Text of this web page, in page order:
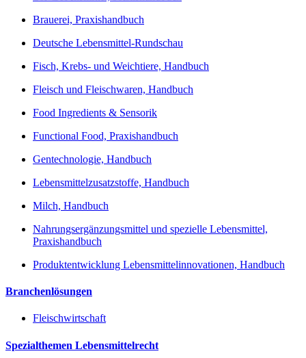
Brauerei, Praxishandbuch
Deutsche Lebensmittel-Rundschau
Fisch, Krebs- und Weichtiere, Handbuch
Fleisch und Fleischwaren, Handbuch
Food Ingredients & Sensorik
Functional Food, Praxishandbuch
Gentechnologie, Handbuch
Lebensmittelzusatzstoffe, Handbuch
Milch, Handbuch
Nahrungsergänzungsmittel und spezielle Lebensmittel,
Praxishandbuch
Produktentwicklung Lebensmittelinnovationen, Handbuch
Branchenlösungen
Fleischwirtschaft
Spezialthemen Lebensmittelrecht